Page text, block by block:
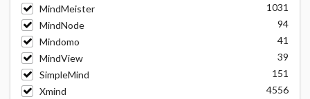
MindMeister
1031
MindNode
94
Mindomo
41
MindView
39
SimpleMind
151
Xmind
4556